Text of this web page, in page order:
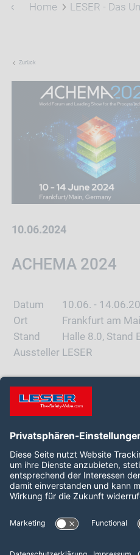
Home LESER - Das
Zurück
10.06.2024
ACHEMA 2024
Datum
10.06. -
Ort
Frankfurt am
Stand
Halle 8.0, Stand
Aussteller LESER
OFFIZIELLE
Folgen
LinkedIn